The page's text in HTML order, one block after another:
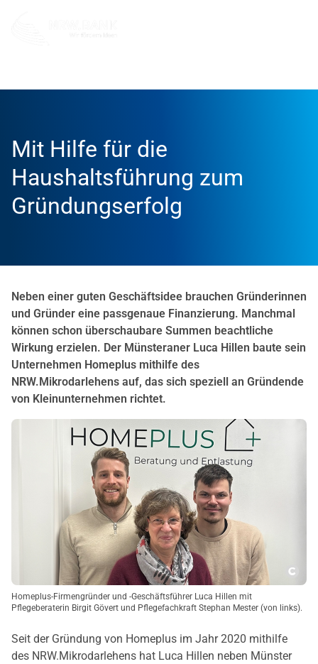
Mit Hilfe für die
Haushaltsführung zum
Gründungserfolg
Neben einer guten Geschäftsidee brauchen Gründerinnen
und Gründer eine passgenaue Finanzierung. Manchmal
können schon überschaubare Summen beachtliche
Wirkung erzielen. Der Münsteraner Luca Hillen baute sein
Unternehmen Homeplus mithilfe des
NRW.Mikrodarlehens auf, das sich speziell an Gründende
von Kleinunternehmen richtet.
Homeplus-Firmengründer und -Geschäftsführer Luca Hillen mit
Pflegeberaterin Birgit Gövert und Pflegefachkraft Stephan Mester (von links).
Seit der Gründung von Homeplus im Jahr 2020 mithilfe
des NRW.Mikrodarlehens hat Luca Hillen neben Münster